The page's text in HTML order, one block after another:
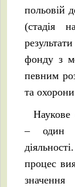
польовій
(стадія
фонду з
певним
та
Наукове
– один
процес